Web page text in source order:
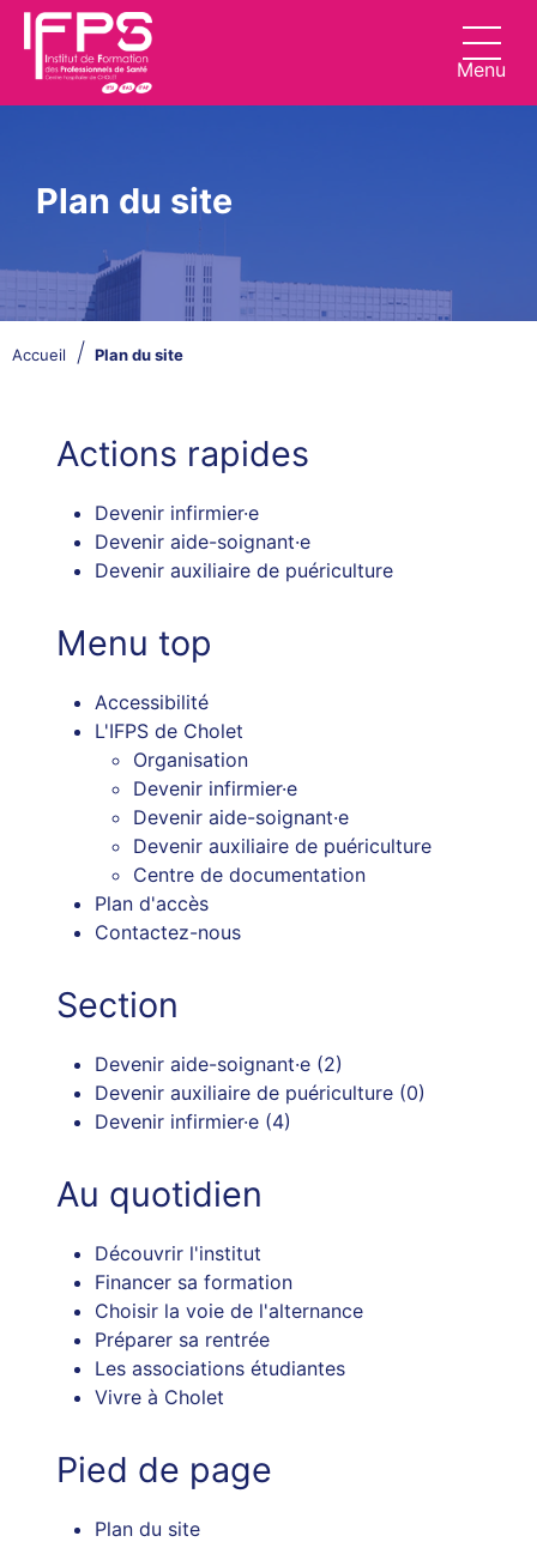
Aller au contenu principalPage d'accueil de l'Institut de Formation
Menu
Plan du site
Fil d'Ariane
Accueil Plan du site
Actions rapides
Devenir infirmier·e
Devenir aide-soignant·e
Devenir auxiliaire de puériculture
Menu top
Accessibilité
L'IFPS de Cholet
Organisation
Devenir infirmier·e
Devenir aide-soignant·e
Devenir auxiliaire de puériculture
Centre de documentation
Plan d'accès
Contactez-nous
Section
Devenir aide-soignant·e (2)
Devenir auxiliaire de puériculture (0)
Devenir infirmier·e (4)
Au quotidien
Découvrir l'institut
Financer sa formation
Choisir la voie de l'alternance
Préparer sa rentrée
Les associations étudiantes
Vivre à Cholet
Pied de page
Plan du site